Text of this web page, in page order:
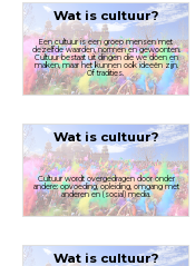
Een cultuur is een groep mensen met
dezelfde waarden, normen en gewoonten.
Cultuur bestaat uit dingen die we doen en
maken, maar het kunnen ook ideeën zijn.
Of tradities.
Wat is cultuur?
Cultuur wordt overgedragen door onder
andere: opvoeding, opleiding, omgang met
anderen en (social) media.
Wat is cultuur?
Wat is cultuur?